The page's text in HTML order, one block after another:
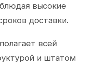
высокие
доставки.
всей
и штатом